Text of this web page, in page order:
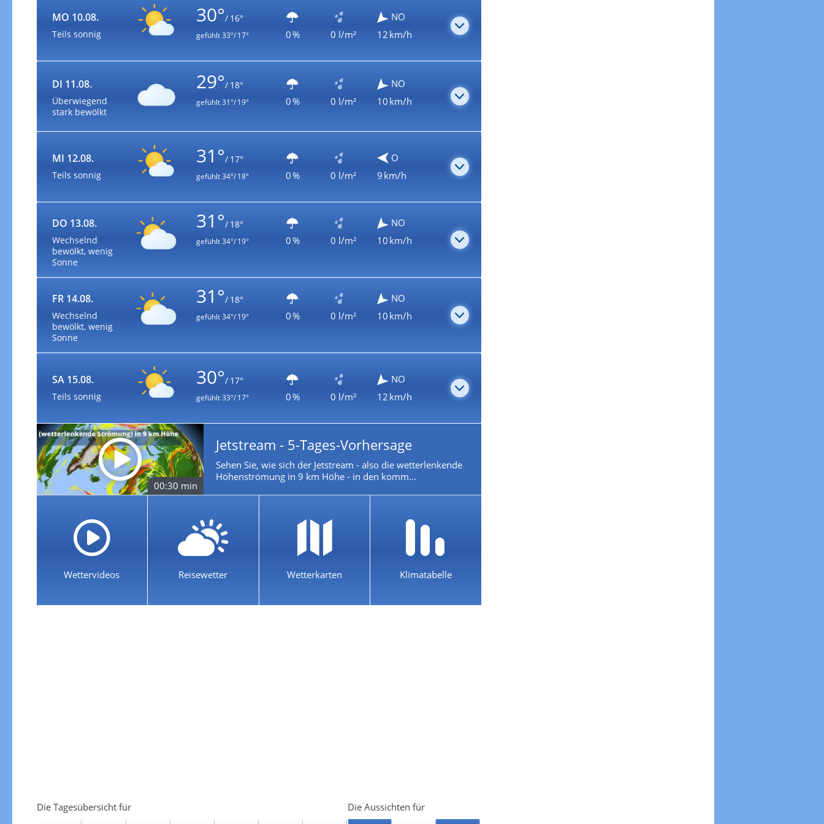
MO 10.08.
Teils sonnig
30°/ 16°
gefühlt33°/ 17° 0 % 0 l/m²
NO
12 km/h
DI 11.08.
Überwiegend
stark bewölkt
29°/ 18°
gefühlt31°/ 19° 0 % 0 l/m²
NO
10 km/h
MI 12.08.
Teils sonnig
31°/ 17°
gefühlt34°/ 18° 0 % 0 l/m²
O
9 km/h
DO 13.08.
Wechselnd
bewölkt, wenig
Sonne
31°/ 18°
gefühlt34°/ 19° 0 % 0 l/m²
NO
10 km/h
FR 14.08.
Wechselnd
bewölkt, wenig
Sonne
31°/ 18°
gefühlt34°/ 19° 0 % 0 l/m²
NO
10 km/h
SA 15.08.
Teils sonnig
30°/ 17°
gefühlt33°/ 17° 0 % 0 l/m²
NO
12 km/h
00:30 min
Jetstream - 5-Tages-Vorhersage
Sehen Sie, wie sich der Jetstream - also die wetterlenkende
Höhenströmung in 9 km Höhe - in den komm...
Wettervideos Reisewetter Wetterkarten Klimatabelle
Die Tagesübersicht für Die Aussichten für